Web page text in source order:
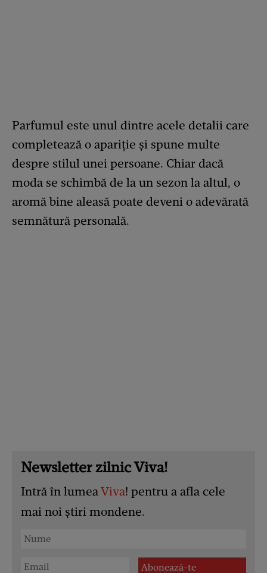
Parfumul este unul dintre acele detalii care
completează o apariție și spune multe
despre stilul unei persoane. Chiar dacă
moda se schimbă de la un sezon la altul, o
aromă bine aleasă poate deveni o adevărată
semnătură personală.
Newsletter zilnic Viva!
Intră în lumeaViva! pentru a afla cele
mai noi știri mondene.